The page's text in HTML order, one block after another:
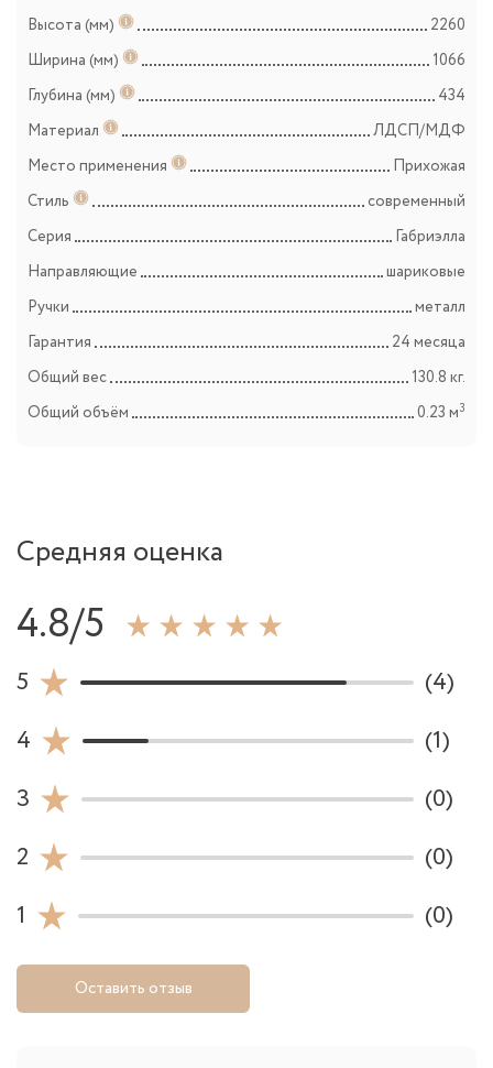
Высота (мм)
2260
Ширина (мм)
1066
Глубина (мм)
434
Материал
ЛДСП/МДФ
Место применения
Прихожая
Стиль
современный
Серия
Габриэлла
Направляющие
шариковые
Ручки
металл
Гарантия
24 месяца
Общий вес
130.8 кг.
Общий объём
0.23 м3
Средняя оценка
4.8/5
5
(4)
4
(1)
3
(0)
2
(0)
1
(0)
Оставить отзыв